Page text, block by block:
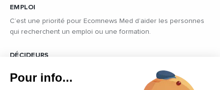
EMPLOI
C’est une priorité pour Ecomnews Med d’aider les personnes
qui recherchent un emploi ou une formation.
DÉCIDEURS
politique des pays du pourtour de la Méditerranée.
Pour info...